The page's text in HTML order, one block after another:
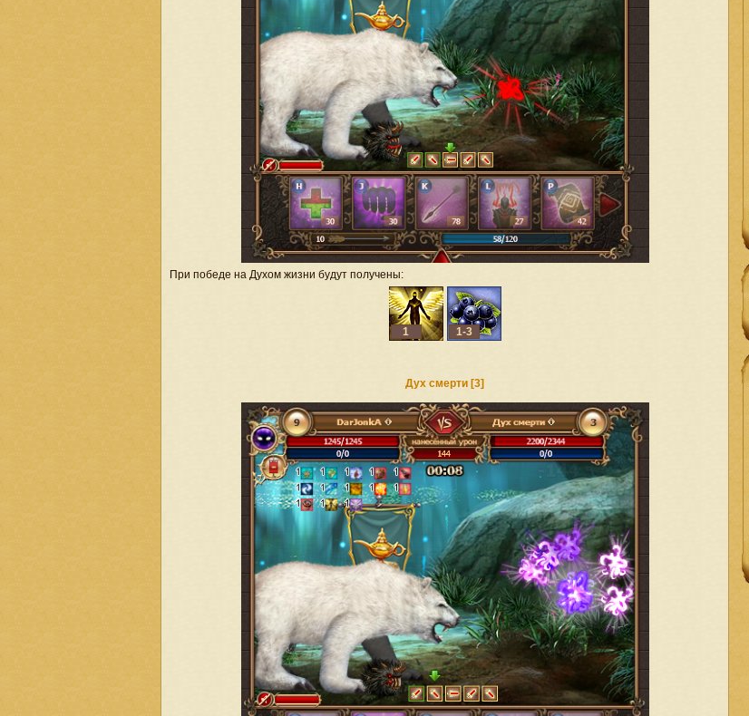
При победе на Духом жизни будут получены:
1 1-3
Дух смерти [3]